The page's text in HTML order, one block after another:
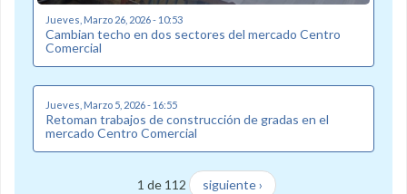
Jueves, Marzo 26, 2026 - 10:53
Cambian techo en dos sectores del mercado Centro
Comercial
Jueves, Marzo 5, 2026 - 16:55
Retoman trabajos de construcción de gradas en el
mercado Centro Comercial
1 de 112 siguiente ›